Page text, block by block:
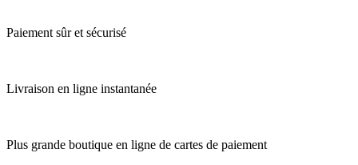
Paiement sûr et sécurisé
Livraison en ligne instantanée
Plus grande boutique en ligne de cartes de paiement